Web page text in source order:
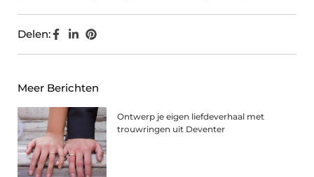
Delen:
Meer Berichten
Ontwerp je eigen liefdeverhaal met
trouwringen uit Deventer